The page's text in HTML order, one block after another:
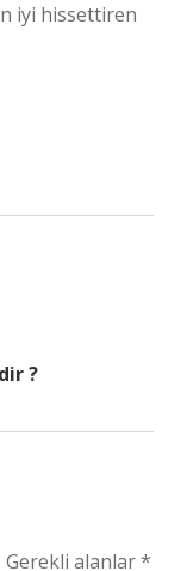
iyi hissettiren
?
Gerekli alanlar*